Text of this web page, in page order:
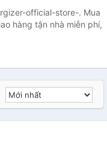
official-store-. Mua
hàng tận nhà miễn phí,